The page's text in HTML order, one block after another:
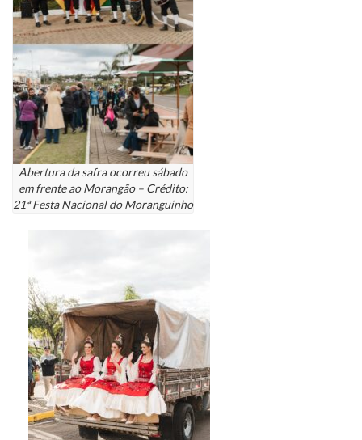
Abertura da safra ocorreu sábado
em frente ao Morangão – Crédito:
21ª Festa Nacional do Moranguinho